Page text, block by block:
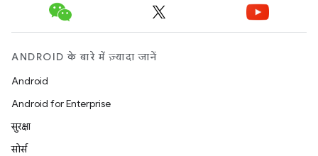
ANDROID के बारे में ज़्यादा जानें
Android
Android for Enterprise
सुरक्षा
सोर्स